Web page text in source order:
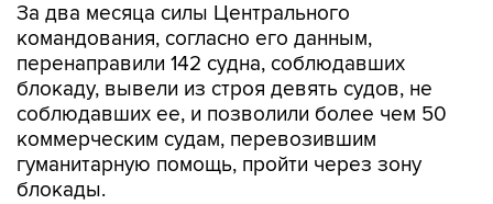
За два месяца силы Центрального
командования, согласно его данным,
перенаправили 142 судна, соблюдавших
блокаду, вывели из строя девять судов, не
соблюдавших ее, и позволили более чем 50
коммерческим судам, перевозившим
гуманитарную помощь, пройти через зону
блокады.